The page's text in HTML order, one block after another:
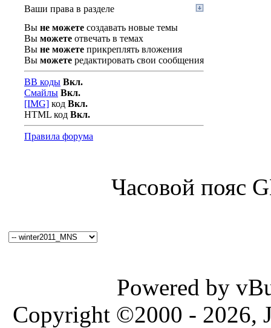
Ваши права в разделе
Вы не можете создавать новые темы
Вы можете отвечать в темах
Вы не можете прикреплять вложения
Вы можете редактировать свои сообщения
BB коды Вкл.
Смайлы Вкл.
[IMG] код Вкл.
HTML код Вкл.
Правила форума
Часовой пояс
Powered by
Copyright ©2000 - 2026,